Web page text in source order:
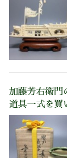
加藤芳右衛門
道具一式を買